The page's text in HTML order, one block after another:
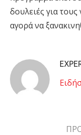
δουλειές για
αγορά να